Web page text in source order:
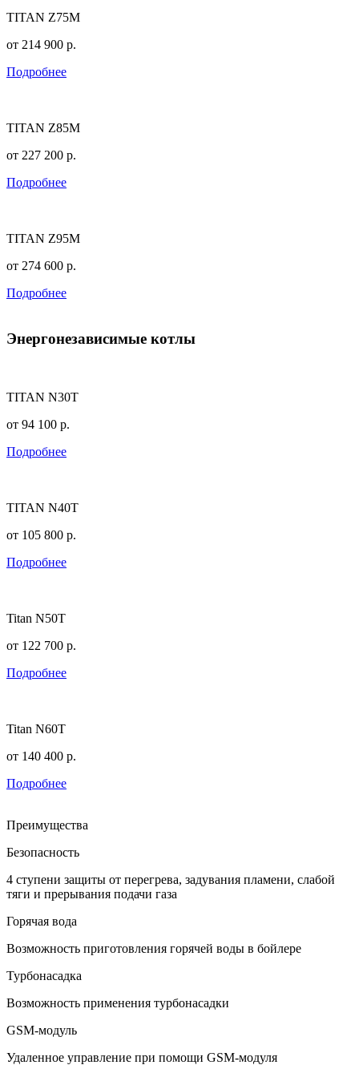
TITAN Z75M
от 214 900 р.
Подробнее
TITAN Z85M
от 227 200 р.
Подробнее
TITAN Z95M
от 274 600 р.
Подробнее
Энергонезависимые котлы
TITAN N30T
от 94 100 р.
Подробнее
TITAN N40T
от 105 800 р.
Подробнее
Titan N50T
от 122 700 р.
Подробнее
Titan N60T
от 140 400 р.
Подробнее
Преимущества
Безопасность
4 ступени защиты от перегрева, задувания пламени, слабой
тяги и прерывания подачи газа
Горячая вода
Возможность приготовления горячей воды в бойлере
Турбонасадка
Возможность применения турбонасадки
GSM-модуль
Удаленное управление при помощи GSM-модуля